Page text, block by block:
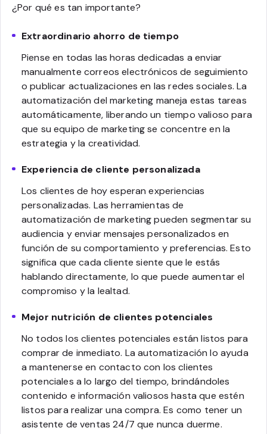
¿Por qué es tan importante?
Extraordinario ahorro de tiempo
Piense en todas las horas dedicadas a enviar
manualmente correos electrónicos de seguimiento
o publicar actualizaciones en las redes sociales. La
automatización del marketing maneja estas tareas
automáticamente, liberando un tiempo valioso para
que su equipo de marketing se concentre en la
estrategia y la creatividad.
Experiencia de cliente personalizada
Los clientes de hoy esperan experiencias
personalizadas. Las herramientas de
automatización de marketing pueden segmentar su
audiencia y enviar mensajes personalizados en
función de su comportamiento y preferencias. Esto
significa que cada cliente siente que le estás
hablando directamente, lo que puede aumentar el
compromiso y la lealtad.
Mejor nutrición de clientes potenciales
No todos los clientes potenciales están listos para
comprar de inmediato. La automatización lo ayuda
a mantenerse en contacto con los clientes
potenciales a lo largo del tiempo, brindándoles
contenido e información valiosos hasta que estén
listos para realizar una compra. Es como tener un
asistente de ventas 24/7 que nunca duerme.